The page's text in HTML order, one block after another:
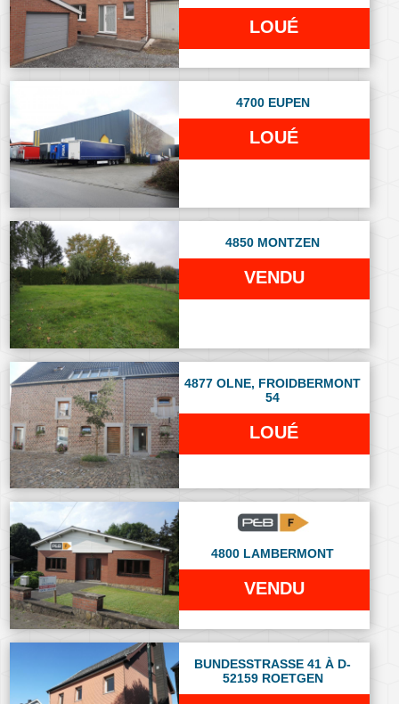
LOUÉ
4700 EUPEN
LOUÉ
4850 MONTZEN
VENDU
4877 OLNE, FROIDBERMONT
54
LOUÉ
4800 LAMBERMONT
VENDU
BUNDESSTRASSE 41 À D-
52159 ROETGEN